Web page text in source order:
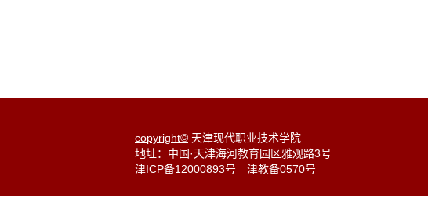
copyright© 天津现代职业技术学院
地址：中国·天津海河教育园区雅观路3号
津ICP备12000893号 津教备0570号